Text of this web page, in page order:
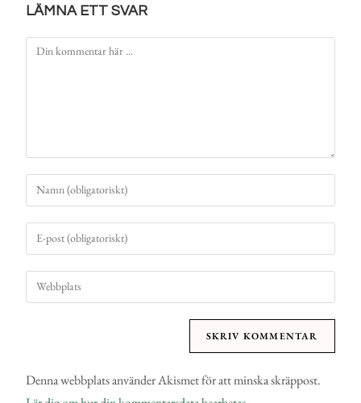
LÄMNA ETT SVAR
Denna webbplats använder Akismet för att minska skräppost.